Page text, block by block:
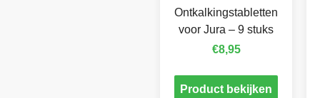
Ontkalkingstabletten
voor Jura – 9 stuks
€8,95
Product bekijken